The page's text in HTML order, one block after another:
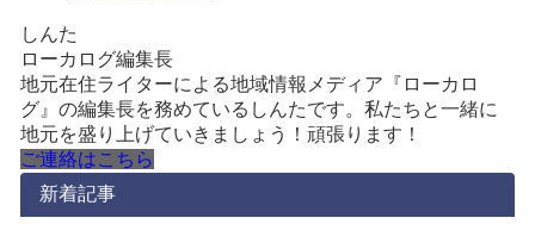
しんた
ローカログ編集長
地元在住ライターによる地域情報メディア『ローカロ
グ』の編集長を務めているしんたです。私たちと一緒に
地元を盛り上げていきましょう！頑張ります！
ご連絡はこちら
新着記事